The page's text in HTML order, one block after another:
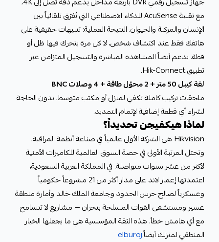
مع تقنية AcuSense للذكاء الاصطناعي التي تُفرّق تلقائياً بين
الإنسان والمركبة والحيوان. النتيجة العملية: تنبيهات حقيقية على
هاتفك فقط عند اكتشاف شخص، لا كل مرة يتحرك فيها ظل أو
قطة. يدعم أيضاً المشاهدة المباشرة والتسجيل المتزامن عبر
تطبيق Hik-Connect.
لفة كيبل 50 متر + 2 محوّل طاقة + 4 وصلات BNC
ملحقات تركيب كاملة تكفي لمنزل أو مكتب متوسط، بدون الحاجة
لشراء أي قطعة إضافية لإتمام التمديد.
لماذا هيكفيجن تحديداً؟
Hikvision هي الشركة الأولى عالمياً في صناعة أنظمة المراقبة،
وتحتل المرتبة الأولى في حصة السوق العالمية للكاميرات الأمنية
لأكثر من عشر سنوات متواصلة. في المملكة العربية السعودية،
اعتمدتها إعمار لاند على مدار أكثر من 21 مشروعاً حكومياً
وعسكرياً لصالح حرس الحدود وجامعة الملك خالد وأمارة منطقة
عسير ومستشفى القوات المسلحة بنجران — مشاريع لا تتسامح
مع أي هامش خطأ. هذه الثقة المؤسسية هي ما يجعلها الخيار
المنطقي لمنزلك أيضاً.elburoj